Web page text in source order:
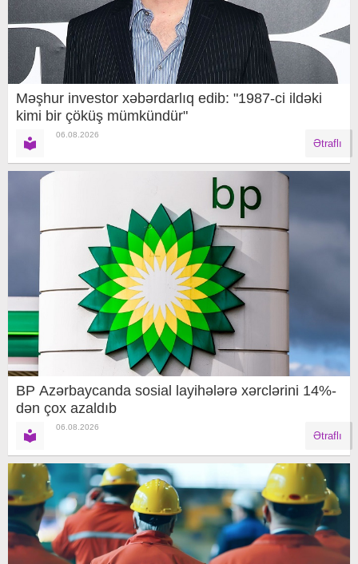
Məşhur investor xəbərdarlıq edib: "1987-ci ildəki
kimi bir çöküş mümkündür"
06.08.2026
Ətraflı
BP Azərbaycanda sosial layihələrə xərclərini 14%-
dən çox azaldıb
06.08.2026
Ətraflı